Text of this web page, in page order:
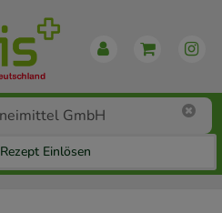
Rezept Einlösen